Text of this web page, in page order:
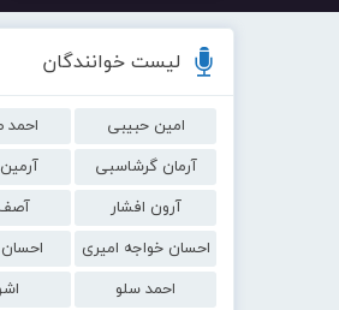
لیست خوانندگان
امین حبیبی
احمد
آرمان گرشاسبی
آرون افشار
آصف
احسان خواجه امیری
احسان
احمد سلو